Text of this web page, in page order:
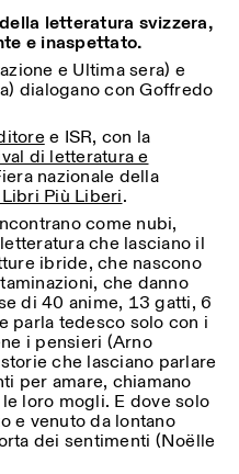
an, damit Sie
Veranstaltungen
Barberini
14:30–18:00
Studios
Freitag: 14:30–
14:30–20:00
Sonntag: 11:00–
auf Anfrage
Englisch)
10€ pro Person
Reservierung:
haben keinen Zutritt
Tiere verboten
Archaelogie
Kunst
Buchpräsentation
365
letteratura svizzera,
e inaspettato.
e Ultima sera) e
dialogano con Goffredo
e ISR, con la
di letteratura e
nazionale della
Più Liberi.
come nubi,
che lasciano il
ibride, che nascono
che danno
di 40 anime, 13 gatti, 6
parla tedesco solo con i
i pensieri (Arno
che lasciano parlare
per amare, chiamano
loro mogli. E dove solo
e venuto da lontano
dei sentimenti (Noëlle